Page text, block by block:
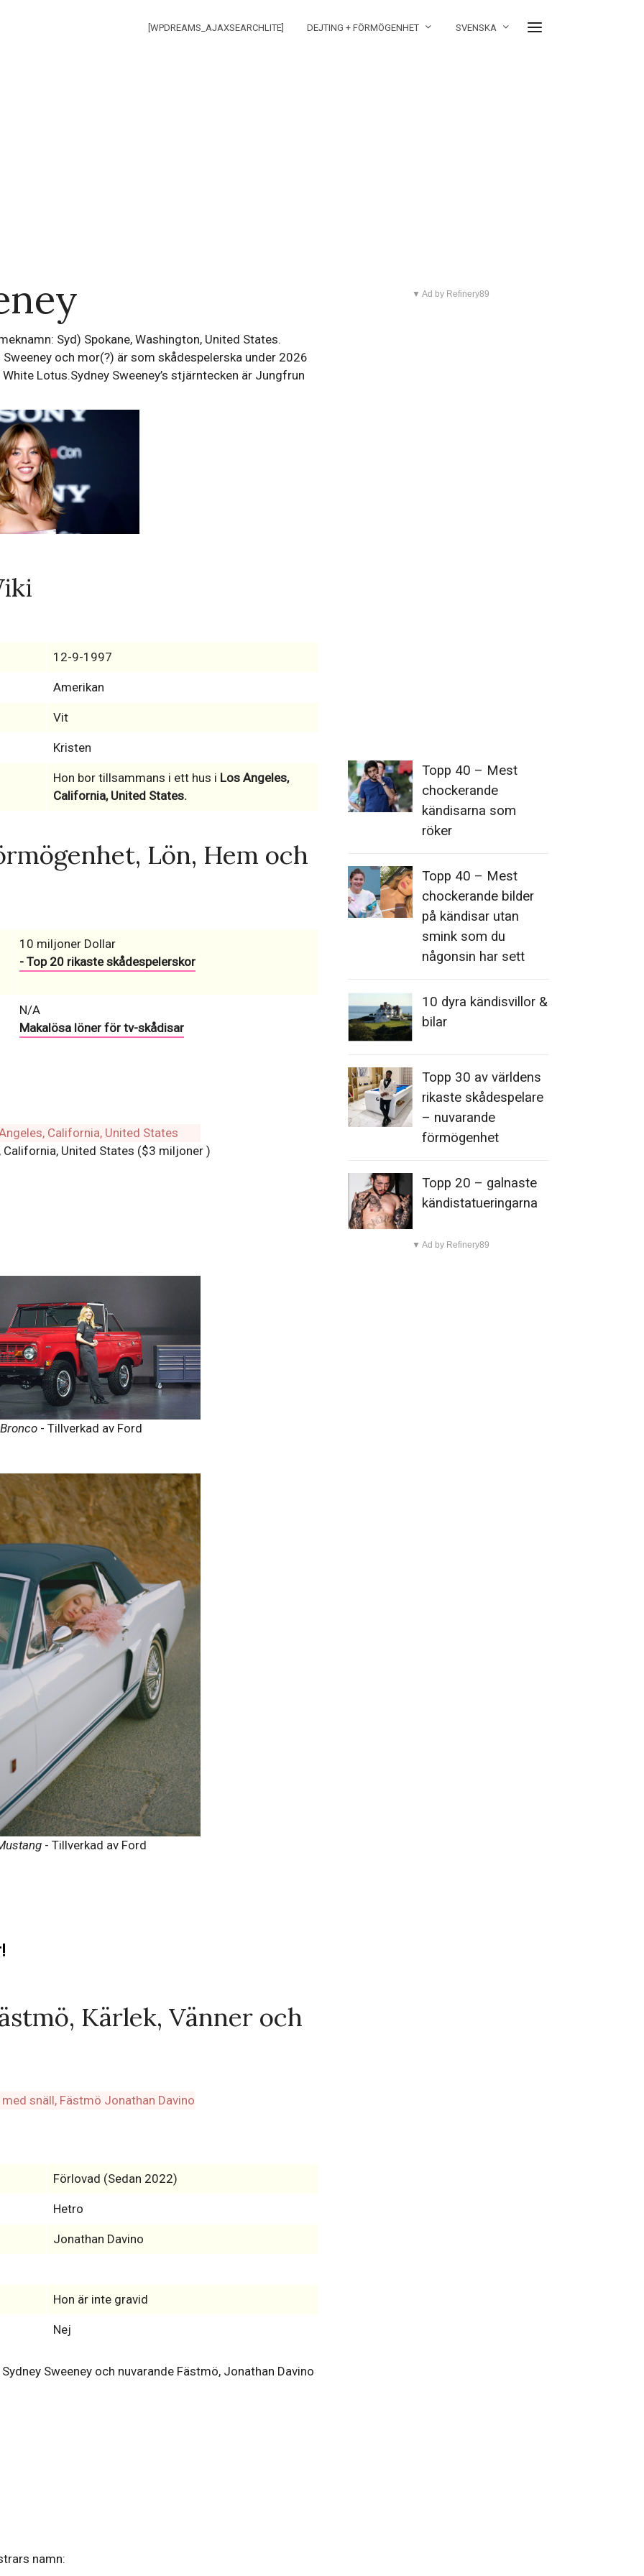
[WPDREAMS_AJAXSEARCHLITE] DEJTING + FÖRMÖGENHET SVENSKA
Syd) Spokane, Washington, United States.
och mor(?) är som skådespelerska under 2026
Lotus.Sydney Sweeney’s stjärntecken är Jungfrun
12-9-1997
Amerikan
Vit
Kristen
Hon bor tillsammans i ett hus i Los Angeles,
California, United States.
Lön, Hem och
10 miljoner Dollar
- Top 20 rikaste skådespelerskor
N/A
Makalösa löner för tv-skådisar
California, United States ($3 miljoner )
- Tillverkad av Ford
- Tillverkad av Ford
Kärlek, Vänner och
Förlovad (Sedan 2022)
Hetro
Jonathan Davino
Hon är inte gravid
Nej
Sweeney och nuvarande Fästmö, Jonathan Davino
namn:
▼ Ad by Refinery89
Topp 40 – Mest
chockerande
kändisarna som
röker
Topp 40 – Mest
chockerande bilder
på kändisar utan
smink som du
någonsin har sett
10 dyra kändisvillor &
bilar
Topp 30 av världens
rikaste skådespelare
– nuvarande
förmögenhet
Topp 20 – galnaste
kändistatueringarna
▼ Ad by Refinery89